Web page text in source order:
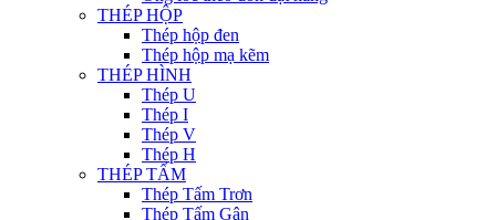
THÉP HỘP
Thép hộp đen
Thép hộp mạ kẽm
THÉP HÌNH
Thép U
Thép I
Thép V
Thép H
THÉP TẤM
Thép Tấm Trơn
Thép Tấm Gân